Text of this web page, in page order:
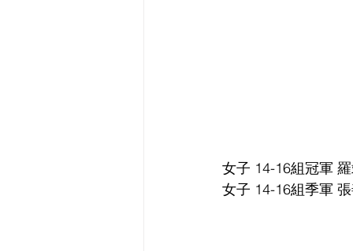
女子 14-16組冠軍
女子 14-16組季軍